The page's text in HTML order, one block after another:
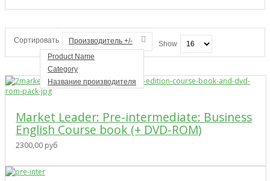
Сортировать
Производитель +/-
Product Name
Category
Название производителя
Show
Market Leader: Pre-intermediate: Business
English Course book (+ DVD-ROM)
2300,00 руб